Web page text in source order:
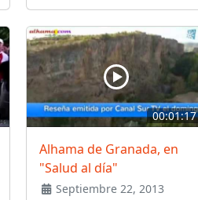
00:01:17
Alhama de Granada, en
"Salud al día"
Septiembre 22, 2013